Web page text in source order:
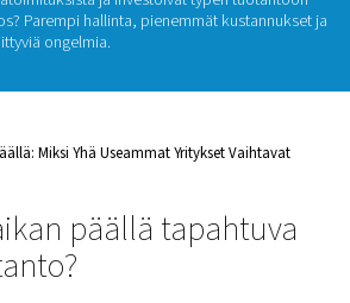
metallinvalmistuksen,
teollisuudenaloilla välttämätön
ja investoivat typen
Parempi hallinta, pienemmät